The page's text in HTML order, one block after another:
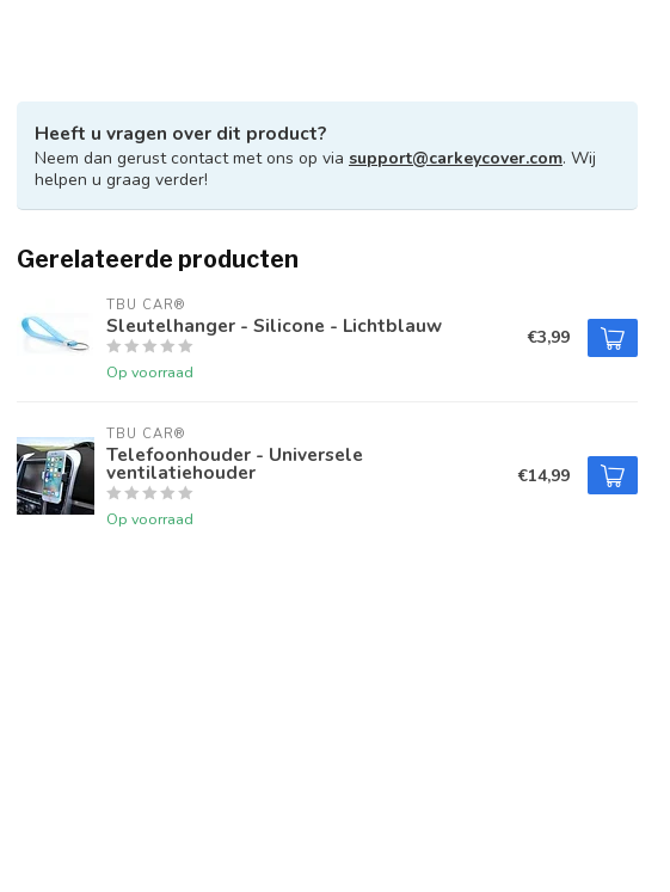
Heeft u vragen over dit product?
Neem dan gerust contact met ons op via support@carkeycover.com. Wij
helpen u graag verder!
Gerelateerde producten
TBU CAR®
Sleutelhanger - Silicone - Lichtblauw
Op voorraad
€3,99
TBU CAR®
Telefoonhouder - Universele
ventilatiehouder
Op voorraad
€14,99